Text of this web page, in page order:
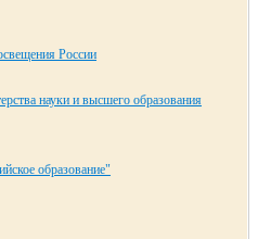
России
науки и высшего образования
образование"